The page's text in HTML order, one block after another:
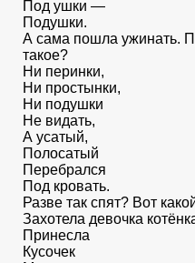
Под ушки —
Подушки.
А сама пошла ужинать.
такое?
Ни перинки,
Ни простынки,
Ни подушки
Не видать,
А усатый,
Полосатый
Перебрался
Под кровать.
Разве так спят? Вот
Захотела девочка
Принесла
Кусочек